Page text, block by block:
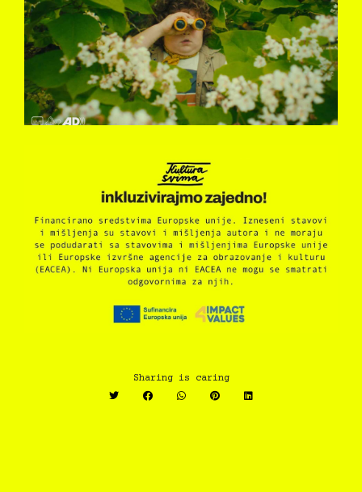
Sharing is caring